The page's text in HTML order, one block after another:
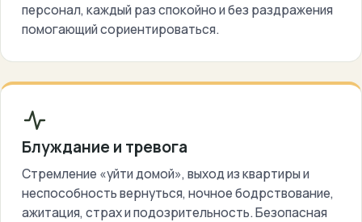
персонал, каждый раз спокойно и без раздражения
помогающий сориентироваться.
Блуждание и тревога
Стремление «уйти домой», выход из квартиры и
неспособность вернуться, ночное бодрствование,
ажитация, страх и подозрительность. Безопасная